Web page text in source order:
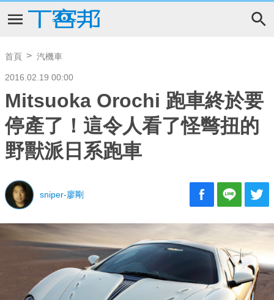
首頁 汽機車
2016.02.19 00:00
Mitsuoka Orochi 跑車終於要
停產了！這令人看了怪彆扭的
野獸派日系跑車
sniper-廖剛